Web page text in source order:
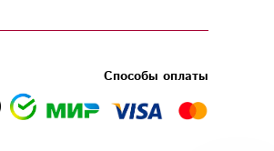
Способы оплаты